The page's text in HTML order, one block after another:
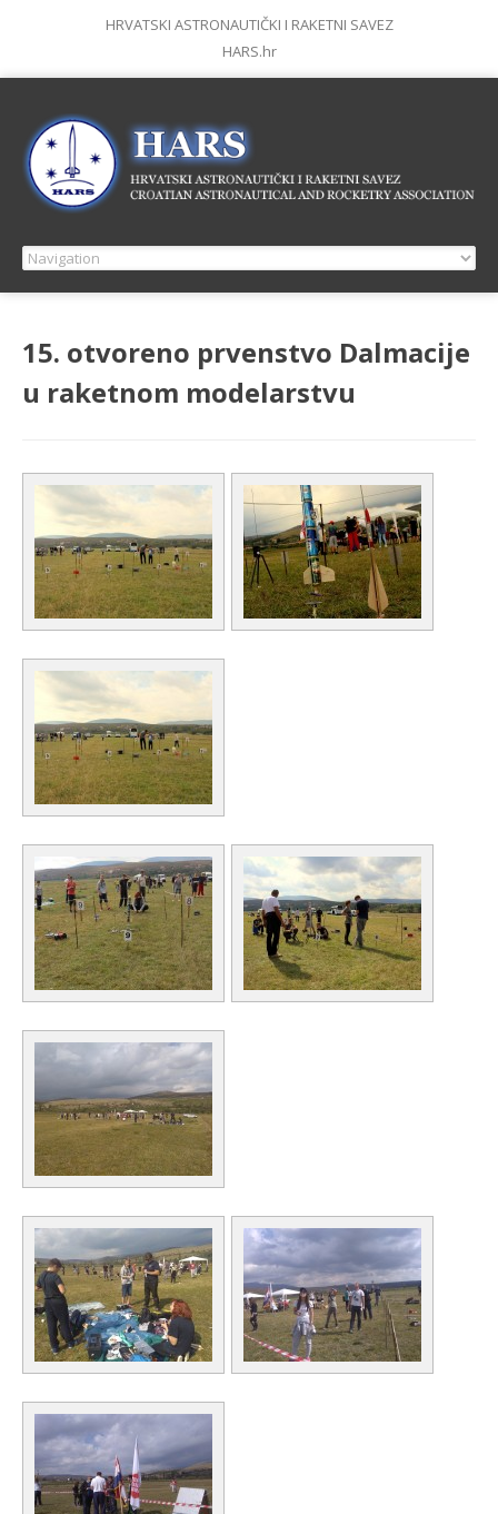
HRVATSKI ASTRONAUTIČKI I RAKETNI SAVEZ
HARS.hr
15. otvoreno prvenstvo Dalmacije
u raketnom modelarstvu